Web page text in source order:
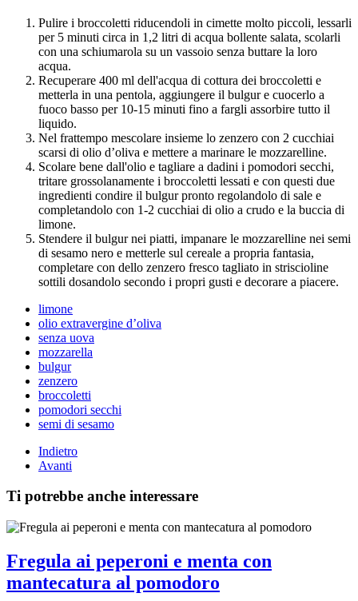
Pulire i broccoletti riducendoli in cimette molto piccoli, lessarli
per 5 minuti circa in 1,2 litri di acqua bollente salata, scolarli
con una schiumarola su un vassoio senza buttare la loro
acqua.
Recuperare 400 ml dell'acqua di cottura dei broccoletti e
metterla in una pentola, aggiungere il bulgur e cuocerlo a
fuoco basso per 10-15 minuti fino a fargli assorbire tutto il
liquido.
Nel frattempo mescolare insieme lo zenzero con 2 cucchiai
scarsi di olio d’oliva e mettere a marinare le mozzarelline.
Scolare bene dall'olio e tagliare a dadini i pomodori secchi,
tritare grossolanamente i broccoletti lessati e con questi due
ingredienti condire il bulgur pronto regolandolo di sale e
completandolo con 1-2 cucchiai di olio a crudo e la buccia di
limone.
Stendere il bulgur nei piatti, impanare le mozzarelline nei semi
di sesamo nero e metterle sul cereale a propria fantasia,
completare con dello zenzero fresco tagliato in striscioline
sottili dosandolo secondo i propri gusti e decorare a piacere.
limone
olio extravergine d’oliva
senza uova
mozzarella
bulgur
zenzero
broccoletti
pomodori secchi
semi di sesamo
Indietro
Avanti
Ti potrebbe anche interessare
Fregula ai peperoni e menta con
mantecatura al pomodoro